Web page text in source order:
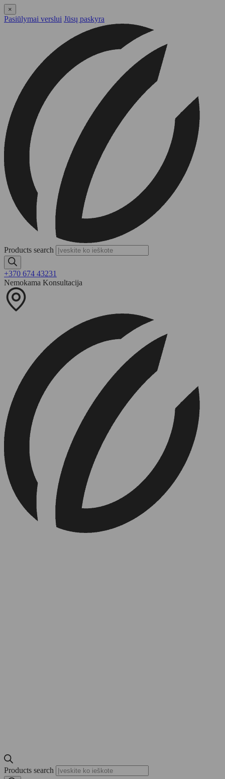
×
Pasiūlymai verslui Jūsų paskyra
Products search
+370 674 43231
Nemokama Konsultacija
Products search